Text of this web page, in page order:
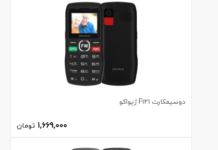
دوسیمکارت F121 ژیواکو
1,669,000 تومان